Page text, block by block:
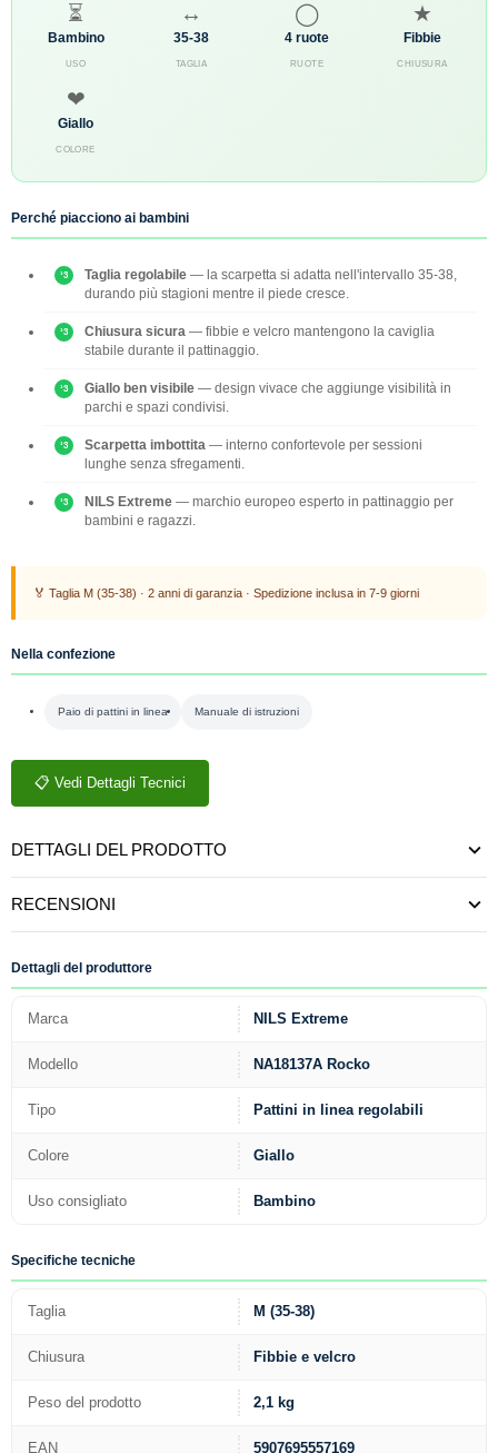
⏳
Bambino
USO
↔
35-38
TAGLIA
◯
4 ruote
RUOTE
★
Fibbie
CHIUSURA
❤
Giallo
COLORE
Perché piacciono ai bambini
Taglia regolabile — la scarpetta si adatta nell'intervallo 35-38,
durando più stagioni mentre il piede cresce.
Chiusura sicura — fibbie e velcro mantengono la caviglia
stabile durante il pattinaggio.
Giallo ben visibile — design vivace che aggiunge visibilità in
parchi e spazi condivisi.
Scarpetta imbottita — interno confortevole per sessioni
lunghe senza sfregamenti.
NILS Extreme — marchio europeo esperto in pattinaggio per
bambini e ragazzi.
🏅 Taglia M (35-38) · 2 anni di garanzia · Spedizione inclusa in 7-9 giorni
Nella confezione
Paio di pattini in linea Manuale di istruzioni
📋 Vedi Dettagli Tecnici
DETTAGLI DEL PRODOTTO
RECENSIONI
Dettagli del produttore
Marca NILS Extreme
Modello NA18137A Rocko
Tipo Pattini in linea regolabili
Colore Giallo
Uso consigliato Bambino
Specifiche tecniche
Taglia M (35-38)
Chiusura Fibbie e velcro
Peso del prodotto 2,1 kg
EAN 5907695557169